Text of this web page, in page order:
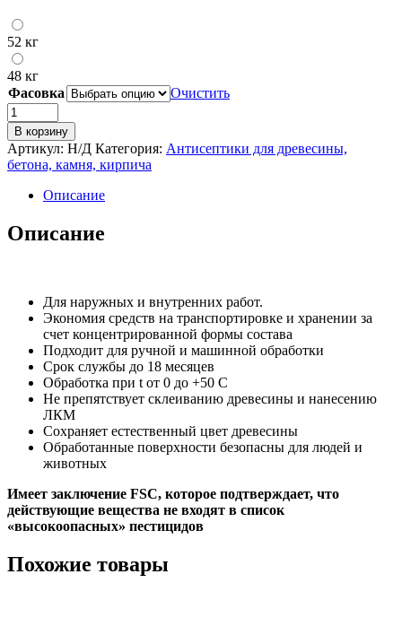
52 кг
48 кг
Фасовка
Очистить
В корзину
Артикул: Н/Д Категория: Антисептики для древесины,
бетона, камня, кирпича
Описание
Описание
Для наружных и внутренних работ.
Экономия средств на транспортировке и хранении за
счет концентрированной формы состава
Подходит для ручной и машинной обработки
Срок службы до 18 месяцев
Обработка при t от 0 до +50 C
Не препятствует склеиванию древесины и нанесению
ЛКМ
Сохраняет естественный цвет древесины
Обработанные поверхности безопасны для людей и
животных
Имеет заключение FSC, которое подтверждает, что
действующие вещества не входят в список
«высокоопасных» пестицидов
Похожие товары